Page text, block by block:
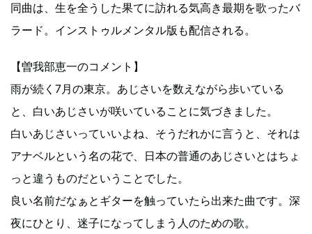
同曲は、生を全うした果てに訪れる気高き最期を歌ったバ
ラード。インストゥルメンタル版も配信される。
【曽我部恵一のコメント】
雨が続く7月の東京。あじさいを数えながら歩いている
と、白いあじさいが咲いていることに気づきました。
白いあじさいっていいよね、そうだれかに言うと、それは
アナベルという名の花で、日本の普通のあじさいとはちょ
っと違うものだということでした。
良い名前だなぁとギターを触っていたら出来た曲です。深
夜にひとり、迷子になってしまう人のための歌。